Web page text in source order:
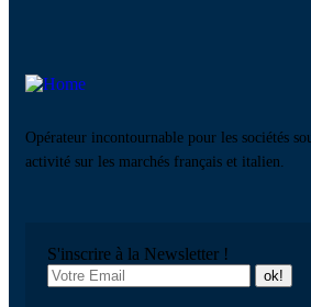
Opérateur incontournable pour les sociétés
activité sur les marchés français et italien.
S'inscrire à la Newsletter !